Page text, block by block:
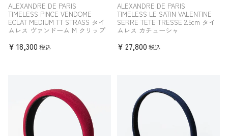
ALEXANDRE DE PARIS
TIMELESS PINCE VENDOME
ECLAT MEDIUM TT STRASS タイ
ムレス ヴァンドーム M クリップ
¥ 18,300 税込
ALEXANDRE DE PARIS
TIMELESS LE SATIN VALENTINE
SERRE TETE TRESSE 2.5cm タイ
ムレス カチューシャ
¥ 27,800 税込